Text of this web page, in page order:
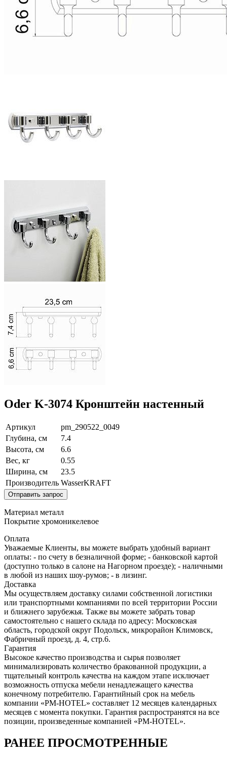
Oder K-3074 Кронштейн настенный
Артикул
pm_290522_0049
Глубина, см
7.4
Высота, см
6.6
Вес, кг
0.55
Ширина, см
23.5
Производитель WasserKRAFT
Отправить запрос
Материал металл
Покрытие хромоникелевое
Оплата
Уважаемые Клиенты, вы можете выбрать удобный вариант
оплаты: - по счету в безналичной форме; - банковской картой
(доступно только в салоне на Нагорном проезде); - наличными
в любой из наших шоу-румов; - в лизинг.
Доставка
Мы осуществляем доставку силами собственной логистики
или транспортными компаниями по всей территории России
и ближнего зарубежья. Также вы можете забрать товар
самостоятельно с нашего склада по адресу: Московская
область, городcкой округ Подольск, микрорайон Климовск,
Фабричный проезд, д. 4, стр.6.
Гарантия
Высокое качество производства и сырья позволяет
минимализировать количество бракованной продукции, а
тщательный контроль качества на каждом этапе исключает
возможность отпуска мебели ненадлежащего качества
конечному потребителю. Гарантийный срок на мебель
компании «PM-HOTEL» составляет 12 месяцев календарных
месяцев с момента покупки. Гарантия распространятся на все
позиции, произведенные компанией «PM-HOTEL».
РАНЕЕ ПРОСМОТРЕННЫЕ